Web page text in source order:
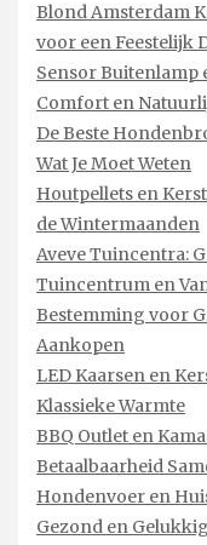
Blond Amsterdam
voor een Feestelijk
Sensor Buitenlamp
Comfort en
De Beste
Wat Je Moet Weten
Houtpellets en
de Wintermaanden
Aveve Tuincentra:
Tuincentrum en
Bestemming voor
Aankopen
LED Kaarsen en
Klassieke Warmte
BBQ Outlet en
Betaalbaarheid
Hondenvoer en
Gezond en